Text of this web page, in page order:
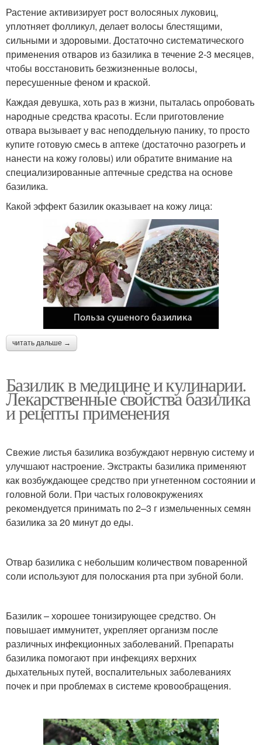
Растение активизирует рост волосяных луковиц,
уплотняет фолликул, делает волосы блестящими,
сильными и здоровыми. Достаточно систематического
применения отваров из базилика в течение 2-3 месяцев,
чтобы восстановить безжизненные волосы,
пересушенные феном и краской.
Каждая девушка, хоть раз в жизни, пыталась опробовать
народные средства красоты. Если приготовление
отвара вызывает у вас неподдельную панику, то просто
купите готовую смесь в аптеке (достаточно разогреть и
нанести на кожу головы) или обратите внимание на
специализированные аптечные средства на основе
базилика.
Какой эффект базилик оказывает на кожу лица:
читать дальше →
Базилик в медицине и кулинарии.
Лекарственные свойства базилика
и рецепты применения
Свежие листья базилика возбуждают нервную систему и
улучшают настроение. Экстракты базилика применяют
как возбуждающее средство при угнетенном состоянии и
головной боли. При частых головокружениях
рекомендуется принимать по 2–3 г измельченных семян
базилика за 20 минут до еды.
Отвар базилика с небольшим количеством поваренной
соли используют для полоскания рта при зубной боли.
Базилик – хорошее тонизирующее средство. Он
повышает иммунитет, укрепляет организм после
различных инфекционных заболеваний. Препараты
базилика помогают при инфекциях верхних
дыхательных путей, воспалительных заболеваниях
почек и при проблемах в системе кровообращения.